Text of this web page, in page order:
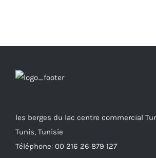
les berges du lac centre commercial
Tunis, Tunisie
Téléphone: 00 216 26 879 127